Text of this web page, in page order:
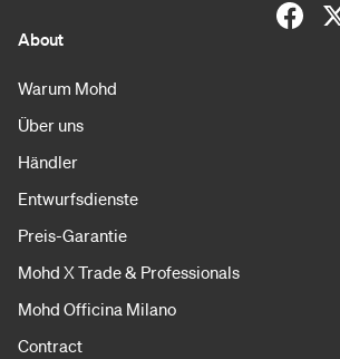
About
Warum Mohd
Über uns
Händler
Entwurfsdienste
Preis-Garantie
Mohd X Trade & Professionals
Mohd Officina Milano
Contract